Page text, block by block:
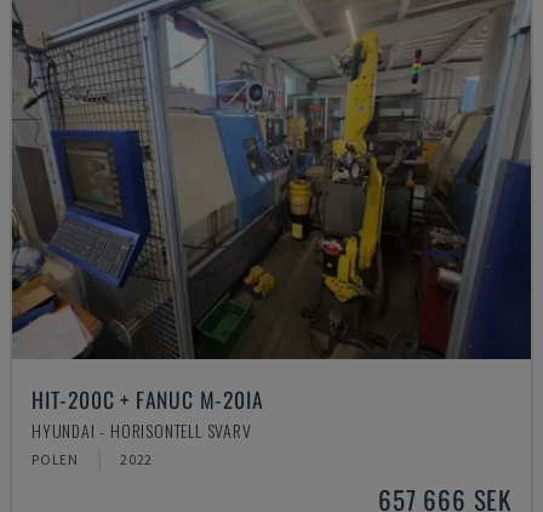
HIT-200C + FANUC M-20IA
HYUNDAI - HORISONTELL SVARV
POLEN 2022
657 666 SEK